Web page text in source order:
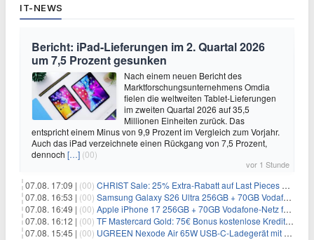
IT-NEWS
Bericht: iPad-Lieferungen im 2. Quartal 2026
um 7,5 Prozent gesunken
Nach einem neuen Bericht des
Marktforschungsunternehmens Omdia
fielen die weltweiten Tablet-Lieferungen
im zweiten Quartal 2026 auf 35,5
Millionen Einheiten zurück. Das
entspricht einem Minus von 9,9 Prozent im Vergleich zum Vorjahr.
Auch das iPad verzeichnete einen Rückgang von 7,5 Prozent,
dennoch […] (00)
vor 1 Stunde
07.08. 17:09 | (00) CHRIST Sale: 25% Extra-Rabatt auf Last Pieces bei Schmuck & Uhren
07.08. 16:53 | (00) Samsung Galaxy S26 Ultra 256GB + 70GB Vodafone-Netz für 34,99€/Monat (effektiv 4,74€/Monat)
07.08. 16:49 | (00) Apple iPhone 17 256GB + 70GB Vodafone-Netz für 34,99€/Monat (effektiv 6,41€/Monat)
07.08. 16:12 | (00) TF Mastercard Gold: 75€ Bonus kostenlose Kreditkarte ohne Fremdwährungsgebühren
07.08. 15:45 | (00) UGREEN Nexode Air 65W USB-C-Ladegerät mit GaN-Technik für 24,99€